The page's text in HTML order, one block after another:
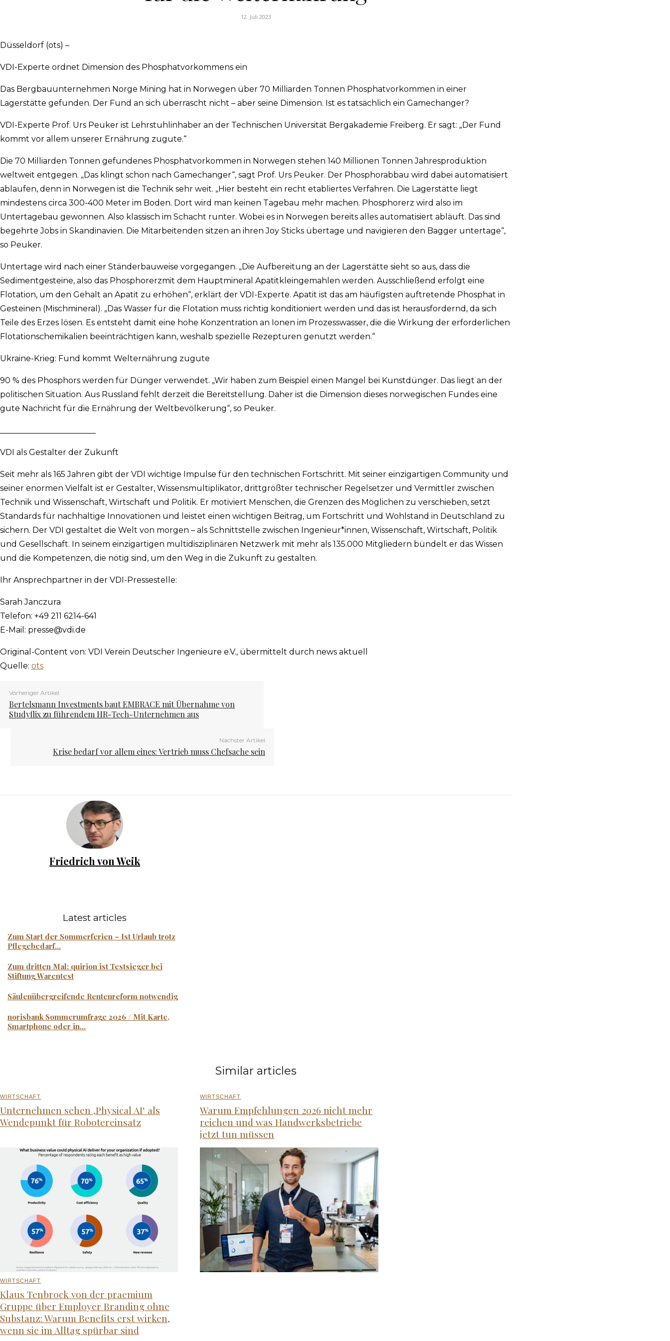
12. Juli 2023
Düsseldorf (ots) –
VDI-Experte ordnet Dimension des Phosphatvorkommens ein
Das Bergbauunternehmen Norge Mining hat in Norwegen über 70 Milliarden Tonnen Phosphatvorkommen in einer
Lagerstätte gefunden. Der Fund an sich überrascht nicht – aber seine Dimension. Ist es tatsächlich ein Gamechanger?
VDI-Experte Prof. Urs Peuker ist Lehrstuhlinhaber an der Technischen Universität Bergakademie Freiberg. Er sagt: „Der Fund
kommt vor allem unserer Ernährung zugute.“
Die 70 Milliarden Tonnen gefundenes Phosphatvorkommen in Norwegen stehen 140 Millionen Tonnen Jahresproduktion
weltweit entgegen. „Das klingt schon nach Gamechanger“, sagt Prof. Urs Peuker. Der Phosphorabbau wird dabei automatisiert
ablaufen, denn in Norwegen ist die Technik sehr weit. „Hier besteht ein recht etabliertes Verfahren. Die Lagerstätte liegt
mindestens circa 300-400 Meter im Boden. Dort wird man keinen Tagebau mehr machen. Phosphorerz wird also im
Untertagebau gewonnen. Also klassisch im Schacht runter. Wobei es in Norwegen bereits alles automatisiert abläuft. Das sind
begehrte Jobs in Skandinavien. Die Mitarbeitenden sitzen an ihren Joy Sticks übertage und navigieren den Bagger untertage“,
so Peuker.
Untertage wird nach einer Ständerbauweise vorgegangen. „Die Aufbereitung an der Lagerstätte sieht so aus, dass die
Sedimentgesteine, also das Phosphorerzmit dem Hauptmineral Apatitkleingemahlen werden. Ausschließend erfolgt eine
Flotation, um den Gehalt an Apatit zu erhöhen“, erklärt der VDI-Experte. Apatit ist das am häufigsten auftretende Phosphat in
Gesteinen (Mischmineral). „Das Wasser für die Flotation muss richtig konditioniert werden und das ist herausfordernd, da sich
Teile des Erzes lösen. Es entsteht damit eine hohe Konzentration an Ionen im Prozesswasser, die die Wirkung der erforderlichen
Flotationschemikalien beeinträchtigen kann, weshalb spezielle Rezepturen genutzt werden.“
Ukraine-Krieg: Fund kommt Welternährung zugute
90 % des Phosphors werden für Dünger verwendet. „Wir haben zum Beispiel einen Mangel bei Kunstdünger. Das liegt an der
politischen Situation. Aus Russland fehlt derzeit die Bereitstellung. Daher ist die Dimension dieses norwegischen Fundes eine
gute Nachricht für die Ernährung der Weltbevölkerung“, so Peuker.
VDI als Gestalter der Zukunft
Seit mehr als 165 Jahren gibt der VDI wichtige Impulse für den technischen Fortschritt. Mit seiner einzigartigen Community und
seiner enormen Vielfalt ist er Gestalter, Wissensmultiplikator, drittgrößter technischer Regelsetzer und Vermittler zwischen
Technik und Wissenschaft, Wirtschaft und Politik. Er motiviert Menschen, die Grenzen des Möglichen zu verschieben, setzt
Standards für nachhaltige Innovationen und leistet einen wichtigen Beitrag, um Fortschritt und Wohlstand in Deutschland zu
sichern. Der VDI gestaltet die Welt von morgen – als Schnittstelle zwischen Ingenieur*innen, Wissenschaft, Wirtschaft, Politik
und Gesellschaft. In seinem einzigartigen multidisziplinären Netzwerk mit mehr als 135.000 Mitgliedern bündelt er das Wissen
und die Kompetenzen, die nötig sind, um den Weg in die Zukunft zu gestalten.
Ihr Ansprechpartner in der VDI-Pressestelle:
Sarah Janczura
Telefon: +49 211 6214-641
E-Mail: presse@vdi.de
Original-Content von: VDI Verein Deutscher Ingenieure e.V., übermittelt durch news aktuell
Quelle: ots
Vorheriger Artikel
Bertelsmann Investments baut EMBRACE mit Übernahme von
Studyflix zu führendem HR-Tech-Unternehmen aus
Nächster Artikel
Krise bedarf vor allem eines: Vertrieb muss Chefsache sein
Friedrich von Weik
Latest articles
Zum Start der Sommerferien – Ist Urlaub trotz
Pflegebedarf...
Zum dritten Mal: quirion ist Testsieger bei
Stiftung Warentest
Säulenübergreifende Rentenreform notwendig
norisbank Sommerumfrage 2026 / Mit Karte,
Smartphone oder in...
Similar articles
WIRTSCHAFT
Unternehmen sehen ‚Physical AI‘ als
Wendepunkt für Robotereinsatz
WIRTSCHAFT
Warum Empfehlungen 2026 nicht mehr
reichen und was Handwerksbetriebe
jetzt tun müssen
WIRTSCHAFT
Klaus Tenbrock von der praemium
Gruppe über Employer Branding ohne
Substanz: Warum Benefits erst wirken,
wenn sie im Alltag spürbar sind